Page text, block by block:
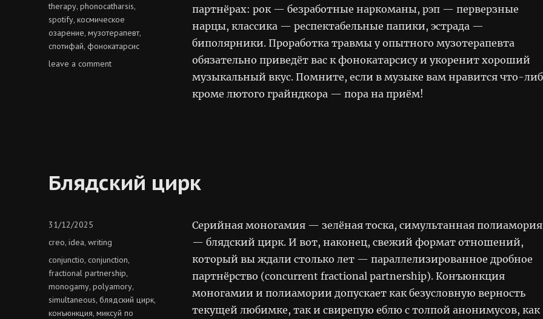
партнёрах: рок — безработные наркоманы, рэп — перверзные
нарцы, классика — респектабельные папики, эстрада —
биполярники. Проработка травмы у опытного музотерапевта
обязательно приведёт вас к фонокатарсису и укоренит хороший
музыкальный вкус. Помните, если в музыке вам нравится что-
кроме лютого грайндкора — пора на приём!
therapy,phonocatharsis,
spotify,космическое
озарение,музотерапевт,
спотифай,фонокатарсис
leave a commenton
Блядский цирк
Серийная моногамия — зелёная тоска, симультанная полиамория
— блядский цирк. И вот, наконец, свежий формат отношений,
который вы ждали столько лет — параллелизированное дробное
партнёрство (concurrent fractional partnership). Конъюнкция
моногамии и полиамории допускает как безусловную верность
текущей любимке, так и свирепую еблю с толпой анонимусов, как
Posted
31/12/2025
Categories
creo,idea,writing
Tags
conjunctio,conjunction,
fractional partnership,
monogamy,polyamory,
simultaneous,блядский цирк,
конъюнкция,миксуй по